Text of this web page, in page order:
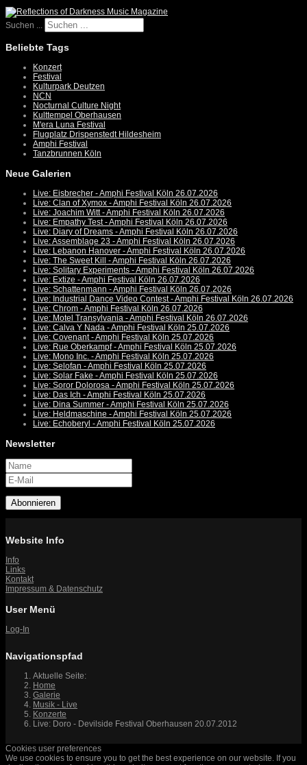
Suchen ...
Beliebte Tags
Konzert
Festival
Kulturpark Deutzen
NCN
Nocturnal Culture Night
Kulttempel Oberhausen
M'era Luna Festival
Flugplatz Drispenstedt Hildesheim
Amphi Festival
Tanzbrunnen Köln
Neue Galerien
Live: Eisbrecher - Amphi Festival Köln 26.07.2026
Live: Clan of Xymox - Amphi Festival Köln 26.07.2026
Live: Joachim Witt - Amphi Festival Köln 26.07.2026
Live: Empathy Test - Amphi Festival Köln 26.07.2026
Live: Diary of Dreams - Amphi Festival Köln 26.07.2026
Live: Assemblage 23 - Amphi Festival Köln 26.07.2026
Live: Lebanon Hanover - Amphi Festival Köln 26.07.2026
Live: The Sweet Kill - Amphi Festival Köln 26.07.2026
Live: Solitary Experiments - Amphi Festival Köln 26.07.2026
Live: Extize - Amphi Festival Köln 26.07.2026
Live: Schattenmann - Amphi Festival Köln 26.07.2026
Live: Industrial Dance Video Contest - Amphi Festival Köln 26.07.2026
Live: Chrom - Amphi Festival Köln 26.07.2026
Live: Motel Transylvania - Amphi Festival Köln 26.07.2026
Live: Calva Y Nada - Amphi Festival Köln 25.07.2026
Live: Covenant - Amphi Festival Köln 25.07.2026
Live: Rue Oberkampf - Amphi Festival Köln 25.07.2026
Live: Mono Inc. - Amphi Festival Köln 25.07.2026
Live: Selofan - Amphi Festival Köln 25.07.2026
Live: Solar Fake - Amphi Festival Köln 25.07.2026
Live: Soror Dolorosa - Amphi Festival Köln 25.07.2026
Live: Das Ich - Amphi Festival Köln 25.07.2026
Live: Dina Summer - Amphi Festival Köln 25.07.2026
Live: Heldmaschine - Amphi Festival Köln 25.07.2026
Live: Echoberyl - Amphi Festival Köln 25.07.2026
Newsletter
Abonnieren
Website Info
Info
Links
Kontakt
Impressum & Datenschutz
User Menü
Log-In
Navigationspfad
Aktuelle Seite:
Home
Galerie
Musik - Live
Konzerte
Live: Doro - Devilside Festival Oberhausen 20.07.2012
Cookies user preferences
We use cookies to ensure you to get the best experience on our website. If you